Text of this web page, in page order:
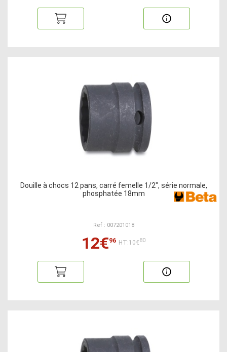
Douille à chocs 12 pans, carré femelle 1/2", série normale,
phosphatée 18mm
Ref : 007201018
12€96 HT:10€80